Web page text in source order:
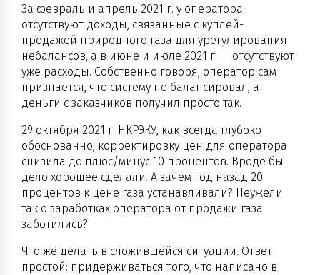
За февраль и апрель 2021 г. у оператора
отсутствуют доходы, связанные с куплей-
продажей природного газа для урегулирования
небалансов, а в июне и июле 2021 г. — отсутствуют
уже расходы. Собственно говоря, оператор сам
признается, что систему не балансировал, а
деньги с заказчиков получил просто так.
29 октября 2021 г. НКРЭКУ, как всегда глубоко
обоснованно, корректировку цен для оператора
снизила до плюс/минус 10 процентов. Вроде бы
дело хорошее сделали. А зачем год назад 20
процентов к цене газа устанавливали? Неужели
так о заработках оператора от продажи газа
заботились?
Что же делать в сложившейся ситуации. Ответ
простой: придерживаться того, что написано в